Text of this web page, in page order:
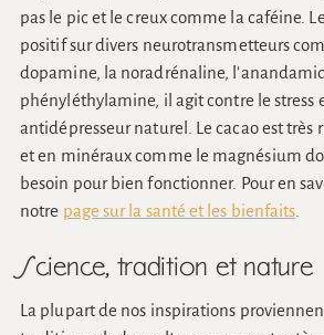
pas le pic et le creux comme la caféine.
positif sur divers neurotransmetteurs
dopamine, la noradrénaline,
phényléthylamine, il agit contre le stress
antidépresseur naturel. Le cacao est très
et en minéraux comme le magnésium
besoin pour bien fonctionner. Pour en
notre page sur la santé et les bienfaits
Science, tradition et nature
La plupart de nos inspirations